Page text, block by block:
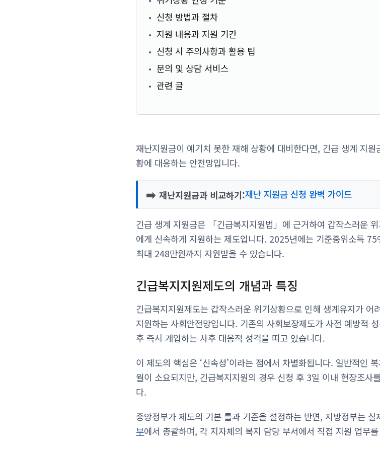
신청 방법과 절차
지원 내용과 지원 기간
신청 시 주의사항과 활용 팁
문의 및 상담 서비스
관련 글
재난지원금이 예기치 못한 재해 상황에 대비한다면, 긴급 생계 지
황에 대응하는 안전망입니다.
➡️ 재난지원금과 비교하기:재난 지원금 신청 완벽 가이드
긴급 생계 지원금은 「긴급복지지원법」에 근거하여 갑작스러운
에게 신속하게 지원하는 제도입니다. 2025년에는 기준중위소득
최대 248만원까지 지원받을 수 있습니다.
긴급복지지원제도의 개념과 특징
긴급복지지원제도는 갑작스러운 위기상황으로 인해 생계유지가
지원하는 사회안전망입니다. 기존의 사회보장제도가 사전 예방적
후 즉시 개입하는 사후 대응적 성격을 띠고 있습니다.
이 제도의 핵심은 ‘신속성’이라는 점에서 차별화됩니다. 일반적인
월이 소요되지만, 긴급복지지원의 경우 신청 후 3일 이내 현장조사
다.
중앙정부가 제도의 기본 틀과 기준을 설정하는 반면, 지방정부는
부에서 총괄하며, 각 지자체의 복지 담당 부서에서 직접 지원 업무